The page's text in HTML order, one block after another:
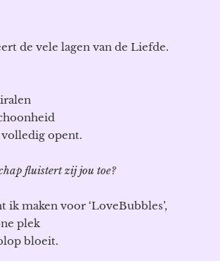
de vele lagen van de Liefde.
opent.
fluistert zij jou toe?
ik maken voor ‘LoveBubbles’,
plek
bloeit.